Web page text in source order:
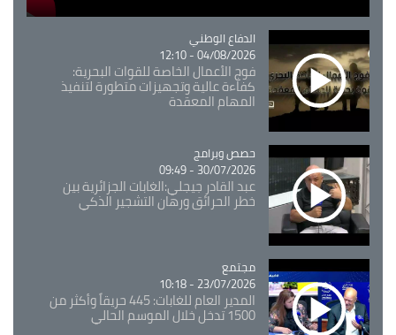
Catégorie
الدفاع الوطني
04/08/2026 - 12:10
فوج الأعمال الخاصة للقوات البحرية:
كفاءة عالية وتجهيزات متطورة لتنفيذ
المهام المعقدة
Catégorie
حصص وبرامج
30/07/2026 - 09:49
عبد القادر جيجلي:الغابات الجزائرية بين
خطر الحرائق ورهان التشجير الذكي
Catégorie
مجتمع
23/07/2026 - 10:18
المدير العام للغابات: 445 حريقاً وأكثر من
1500 تدخل خلال الموسم الحالي